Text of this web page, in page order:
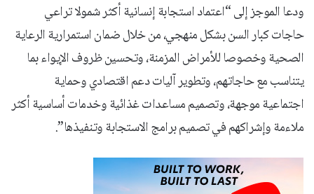
ودعا الموجز إلى “اعتماد استجابة إنسانية أكثر شمولا تراعي
حاجات كبار السن بشكل منهجي، من خلال ضمان استمرارية الرعاية
الصحية وخصوصا للأمراض المزمنة، وتحسين ظروف الإيواء بما
يتناسب مع حاجاتهم، وتطوير آليات دعم اقتصادي وحماية
اجتماعية موجهة، وتصميم مساعدات غذائية وخدمات أساسية أكثر
ملاءمة وإشراكهم في تصميم برامج الاستجابة وتنفيذها”.